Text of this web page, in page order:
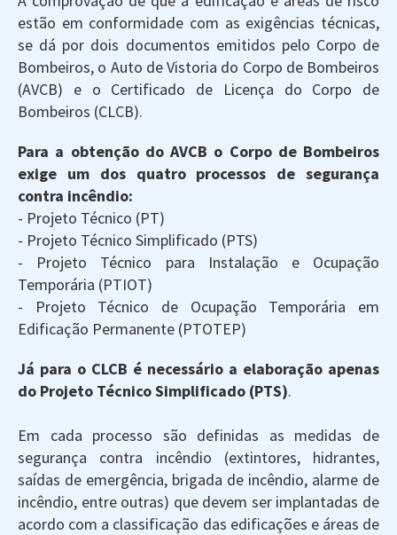
estão em conformidade com as exigências técnicas,
se dá por dois documentos emitidos pelo Corpo de
Bombeiros, o Auto de Vistoria do Corpo de Bombeiros
(AVCB) e o Certificado de Licença do Corpo de
Bombeiros (CLCB).
Para a obtenção do AVCB o Corpo de Bombeiros
exige um dos quatro processos de segurança
contra incêndio:
- Projeto Técnico (PT)
- Projeto Técnico Simplificado (PTS)
- Projeto Técnico para Instalação e Ocupação
Temporária (PTIOT)
- Projeto Técnico de Ocupação Temporária em
Edificação Permanente (PTOTEP)
Já para o CLCB é necessário a elaboração apenas
do Projeto Técnico Simplificado (PTS).
Em cada processo são definidas as medidas de
segurança contra incêndio (extintores, hidrantes,
saídas de emergência, brigada de incêndio, alarme de
incêndio, entre outras) que devem ser implantadas de
acordo com a classificação das edificações e áreas de